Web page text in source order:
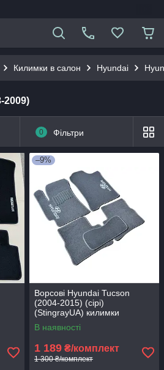
Килимки в салон Hyundai
2009)
0 Фільтри
–9%
Ворсові Hyundai Tucson
(2004-2015) (сірі)
(StingrayUA) килимки
текстильні в салон авто
В наявності
1 189 ₴/комплект
1 300 ₴/комплект